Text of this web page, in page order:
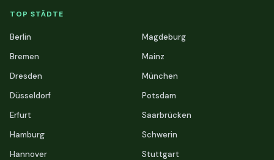
TOP STÄDTE
Berlin
Bremen
Dresden
Düsseldorf
Erfurt
Hamburg
Hannover
Magdeburg
Mainz
München
Potsdam
Saarbrücken
Schwerin
Stuttgart